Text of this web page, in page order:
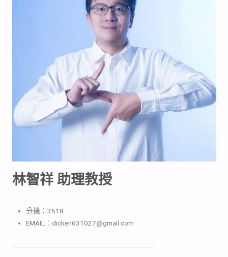
林智祥 助理教授
分機：3518
EMAIL：dicken631027@gmail.com